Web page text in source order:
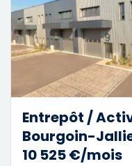
Entrepôt /
Bourgoin-
10 525 €/mois